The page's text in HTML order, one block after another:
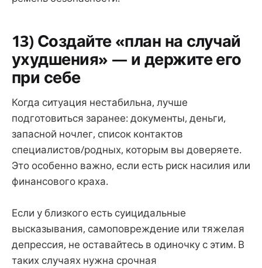
13) Создайте «план на случай
ухудшения» — и держите его
при себе
Когда ситуация нестабильна, лучше
подготовиться заранее: документы, деньги,
запасной ночлег, список контактов
специалистов/родных, которым вы доверяете.
Это особенно важно, если есть риск насилия или
финансового краха.
Если у близкого есть суицидальные
высказывания, самоповреждение или тяжелая
депрессия, не оставайтесь в одиночку с этим. В
таких случаях нужна срочная